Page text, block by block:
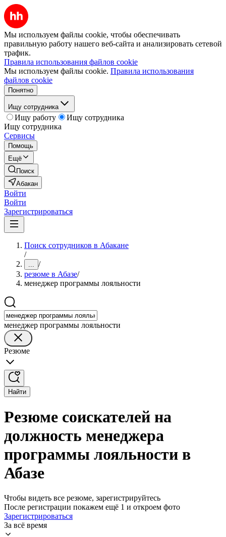
Мы используем файлы cookie, чтобы обеспечивать
правильную работу нашего веб-сайта и анализировать сетевой
трафик.
Правила использования файлов cookie
Мы используем файлы cookie. Правила использования
файлов cookie
Понятно
Ищу сотрудника
Ищу работу
Ищу сотрудника
Ищу сотрудника
Сервисы
Помощь
Ещё
Поиск
Абакан
Войти
Войти
Зарегистрироваться
Поиск сотрудников в Абакане
/
... /
резюме в Абазе/
менеджер программы лояльности
менеджер программы лояльности
Резюме
Найти
Резюме соискателей на
должность менеджера
программы лояльности в
Абазе
Чтобы видеть все резюме, зарегистрируйтесь
После регистрации покажем ещё 1 и откроем фото
Зарегистрироваться
За всё время